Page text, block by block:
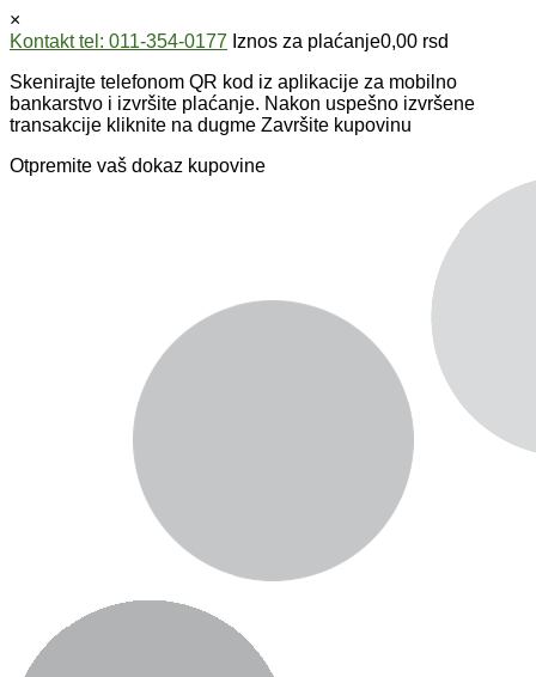
×
Kontakt tel: 011-354-0177 Iznos za plaćanje0,00 rsd
Skenirajte telefonom QR kod iz aplikacije za mobilno
bankarstvo i izvršite plaćanje. Nakon uspešno izvršene
transakcije kliknite na dugme Završite kupovinu
Otpremite vaš dokaz kupovine